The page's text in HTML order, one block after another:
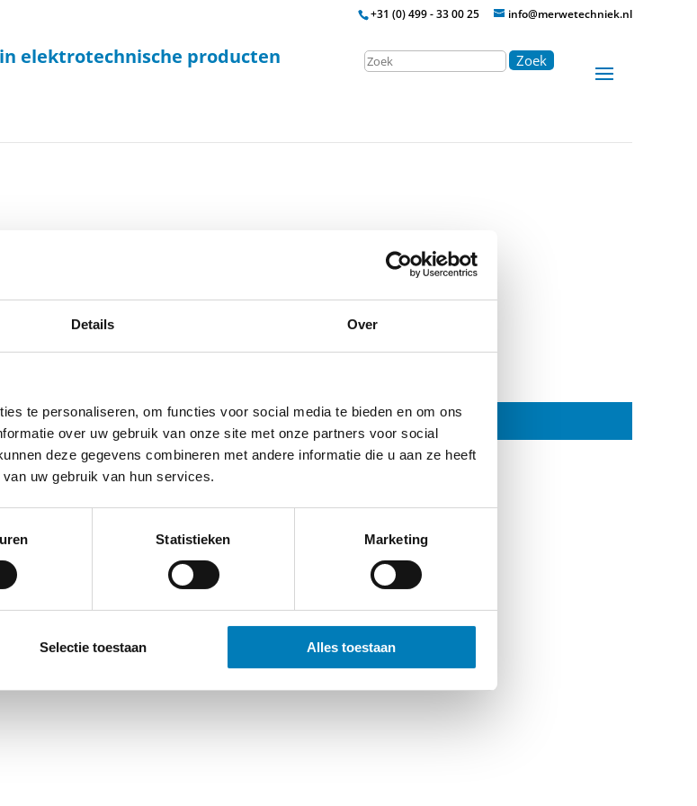
Details Over
te personaliseren, om functies voor social media te bieden en om ons
over uw gebruik van onze site met onze partners voor social
deze gegevens combineren met andere informatie die u aan ze heeft
uw gebruik van hun services.
Statistieken Marketing
Selectie toestaan Alles toestaan
+31 (0) 499 - 33 00 25 info@merwetechniek.nl
elektrotechnische producten Zoek
Verdere contact gegevens